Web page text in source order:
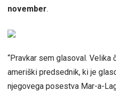
november.
“Pravkar sem glasoval. Velika
ameriški predsednik, ki je
njegovega posestva Mar-a-